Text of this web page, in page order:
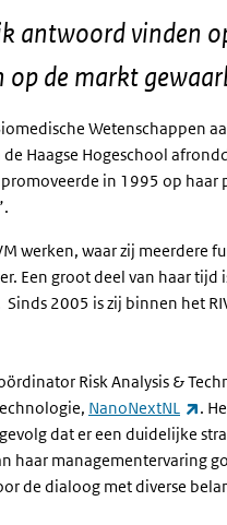
antwoord vinden
op de markt
Wetenschappen
Haagse Hogeschool
in 1995 op haar
werken, waar zij meerdere
Een groot deel van haar tijd
2005 is zij binnen het
Risk Analysis &
NanoNextNL
.
dat er een duidelijke
haar managementervaring
de dialoog met diverse